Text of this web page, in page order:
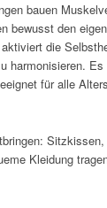
bauen
bewusst den
die
harmonisieren.
für alle
Kleidung